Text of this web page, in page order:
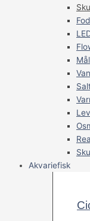
Akvariefisk